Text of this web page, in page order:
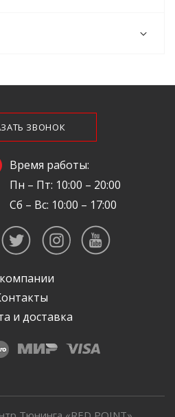
ЗВОНОК
Время работы:
Пн – Пт: 10:00 – 20:00
Сб – Вс: 10:00 – 17:00
и доставка